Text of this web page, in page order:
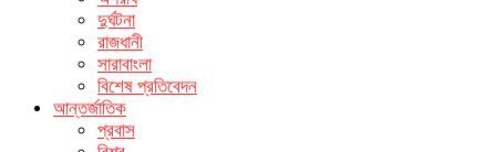
দুর্ঘটনা
রাজধানী
সারাবাংলা
বিশেষ প্রতিবেদন
আন্তর্জাতিক
প্রবাস